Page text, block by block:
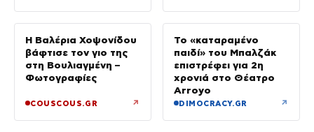
Η Βαλέρια Χοψονίδου
βάφτισε τον γιο της
στη Βουλιαγμένη –
Φωτογραφίες
COUSCOUS.GR ↗
Το «καταραμένο
παιδί» του Μπαλζάκ
επιστρέφει για 2η
χρονιά στο Θέατρο
Arroyo
DIMOCRACY.GR ↗